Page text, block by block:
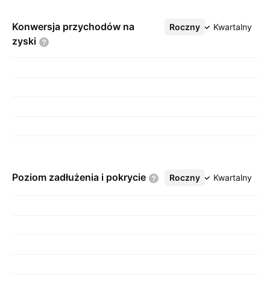
Konwersja przychodów na
zyski
Roczny Kwartalny
Więcej
Poziom zadłużenia i pokrycie Roczny Kwartalny
Więcej